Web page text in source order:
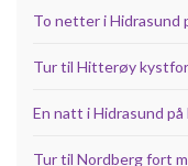
To netter i Hidrasund
Tur til Hitterøy
En natt i Hidrasund
Tur til Nordberg fort